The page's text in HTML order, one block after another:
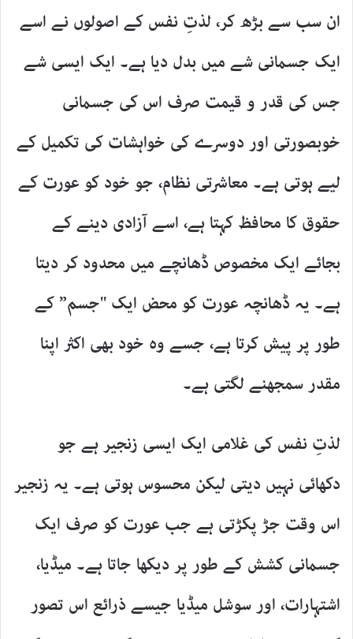
ان سب سے بڑھ کر، لذتِ نفس کے اصولوں نے اسے
ایک جسمانی شے میں بدل دیا ہے۔ ایک ایسی شے
جس کی قدر و قیمت صرف اس کی جسمانی
خوبصورتی اور دوسرے کی خواہشات کی تکمیل کے
لیے ہوتی ہے۔ معاشرتی نظام، جو خود کو عورت کے
حقوق کا محافظ کہتا ہے، اسے آزادی دینے کے
بجائے ایک مخصوص ڈھانچے میں محدود کر دیتا
ہے۔ یہ ڈھانچہ عورت کو محض ایک "جسم” کے
طور پر پیش کرتا ہے، جسے وہ خود بھی اکثر اپنا
مقدر سمجھنے لگتی ہے۔
لذتِ نفس کی غلامی ایک ایسی زنجیر ہے جو
دکھائی نہیں دیتی لیکن محسوس ہوتی ہے۔ یہ زنجیر
اس وقت جڑ پکڑتی ہے جب عورت کو صرف ایک
جسمانی کشش کے طور پر دیکھا جاتا ہے۔ میڈیا،
اشتہارات، اور سوشل میڈیا جیسے ذرائع اس تصور